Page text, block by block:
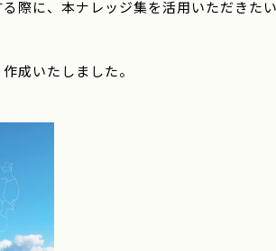
際に、本ナレッジ集を活用いただきた
成いたしました。